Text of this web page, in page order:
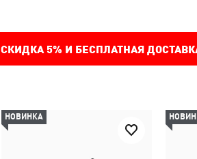
СКИДКА 5% И БЕСПЛАТНАЯ
НОВИНКА